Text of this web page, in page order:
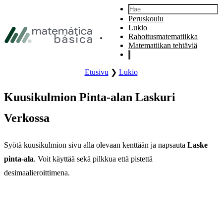
Siirry alatunnisteeseen
Avaa sivuston päävalikko.
Hae:
Peruskoulu
Lukio
Rahoitusmatematiikka
Matematiikan tehtäviä
Etusivu ❯ Lukio
Kuusikulmion Pinta-alan Laskuri
Verkossa
Syötä kuusikulmion sivu alla olevaan kenttään ja napsauta Laske
pinta-ala. Voit käyttää sekä pilkkua että pistettä
desimaalieroittimena.